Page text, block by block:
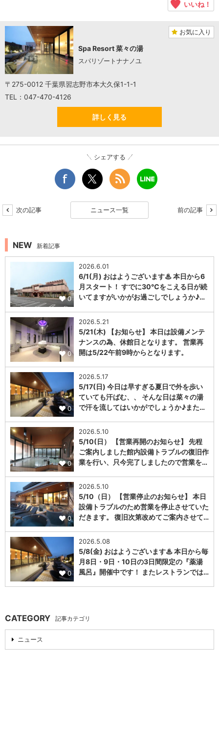
いいね！
お気に入り
Spa Resort 菜々の湯
スパリゾートナナノユ
〒275-0012 千葉県習志野市本大久保1-1-1
TEL：047-470-4126
詳しく見る
シェアする
次の記事 ニュース一覧 前の記事
NEW 新着記事
0
2026.6.01
6/1(月) おはようございます♨ 本日から6
月スタート！ すでに30℃をこえる日が続
いてますがいかがお過ごしでしょうか♪…
0
2026.5.21
5/21(木) 【お知らせ】 本日は設備メンテ
ナンスの為、休館日となります。 営業再
開は5/22午前9時からとなります。
0
2026.5.17
5/17(日) 今日は早すぎる夏日で外を歩い
ていても汗ばむ、、 そんな日は菜々の湯
で汗を流してはいかがでしょうか♪また…
0
2026.5.10
5/10(日） 【営業再開のお知らせ】 先程
ご案内しました館内設備トラブルの復旧作
業を行い、只今完了しましたので営業を…
0
2026.5.10
5/10（日） 【営業停止のお知らせ】 本日
設備トラブルのため営業を停止させていた
だきます。 復旧次第改めてご案内させて…
0
2026.5.08
5/8(金) おはようございます♨ 本日から毎
月8日・9日・10日の3日間限定の『薬湯
風呂』開催中です！ またレストランでは…
CATEGORY 記事カテゴリ
ニュース